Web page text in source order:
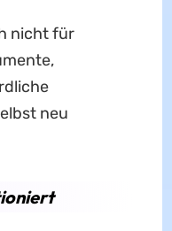
nicht für
neu